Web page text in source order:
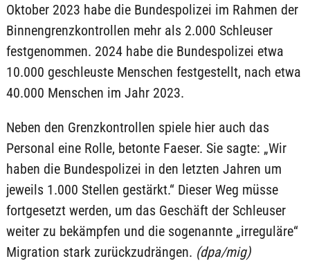
Oktober 2023 habe die Bundespolizei im Rahmen der
Binnengrenzkontrollen mehr als 2.000 Schleuser
festgenommen. 2024 habe die Bundespolizei etwa
10.000 geschleuste Menschen festgestellt, nach etwa
40.000 Menschen im Jahr 2023.
Neben den Grenzkontrollen spiele hier auch das
Personal eine Rolle, betonte Faeser. Sie sagte: „Wir
haben die Bundespolizei in den letzten Jahren um
jeweils 1.000 Stellen gestärkt.“ Dieser Weg müsse
fortgesetzt werden, um das Geschäft der Schleuser
weiter zu bekämpfen und die sogenannte „irreguläre“
Migration stark zurückzudrängen. (dpa/mig)